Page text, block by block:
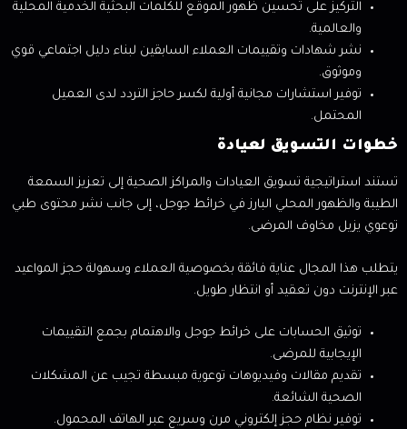
التركيز على تحسين ظهور الموقع للكلمات البحثية الخدمية المحلية
والعالمية.
نشر شهادات وتقييمات العملاء السابقين لبناء دليل اجتماعي قوي
وموثوق.
توفير استشارات مجانية أولية لكسر حاجز التردد لدى العميل
المحتمل.
خطوات التسويق لعيادة
تستند استراتيجية تسويق العيادات والمراكز الصحية إلى تعزيز السمعة
الطيبة والظهور المحلي البارز في خرائط جوجل، إلى جانب نشر محتوى طبي
توعوي يزيل مخاوف المرضى.
يتطلب هذا المجال عناية فائقة بخصوصية العملاء وسهولة حجز المواعيد
عبر الإنترنت دون تعقيد أو انتظار طويل.
توثيق الحسابات على خرائط جوجل والاهتمام بجمع التقييمات
الإيجابية للمرضى.
تقديم مقالات وفيديوهات توعوية مبسطة تجيب عن المشكلات
الصحية الشائعة.
توفير نظام حجز إلكتروني مرن وسريع عبر الهاتف المحمول.